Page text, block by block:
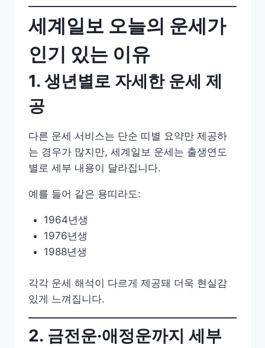
세계일보 오늘의 운세가
인기 있는 이유
1. 생년별로 자세한 운세 제
공
다른 운세 서비스는 단순 띠별 요약만 제공하
는 경우가 많지만, 세계일보 운세는 출생연도
별로 세부 내용이 달라집니다.
예를 들어 같은 용띠라도:
1964년생
1976년생
1988년생
각각 운세 해석이 다르게 제공돼 더욱 현실감
있게 느껴집니다.
2. 금전운·애정운까지 세부